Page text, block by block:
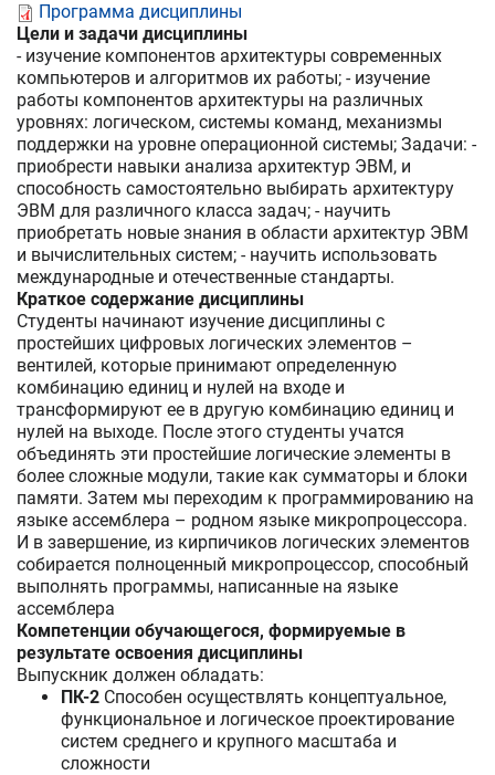
Программа дисциплины
Цели и задачи дисциплины
- изучение компонентов архитектуры современных
компьютеров и алгоритмов их работы; - изучение
работы компонентов архитектуры на различных
уровнях: логическом, системы команд, механизмы
поддержки на уровне операционной системы; Задачи: -
приобрести навыки анализа архитектур ЭВМ, и
способность самостоятельно выбирать архитектуру
ЭВМ для различного класса задач; - научить
приобретать новые знания в области архитектур ЭВМ
и вычислительных систем; - научить использовать
международные и отечественные стандарты.
Краткое содержание дисциплины
Студенты начинают изучение дисциплины с
простейших цифровых логических элементов –
вентилей, которые принимают определенную
комбинацию единиц и нулей на входе и
трансформируют ее в другую комбинацию единиц и
нулей на выходе. После этого студенты учатся
объединять эти простейшие логические элементы в
более сложныe модули, такие как сумматоры и блоки
памяти. Затем мы переходим к программированию на
языке ассемблера – родном языке микропроцессора.
И в завершение, из кирпичиков логических элементов
собирается полноценный микропроцессор, способный
выполнять программы, написанные на языке
ассемблера
Компетенции обучающегося, формируемые в
результате освоения дисциплины
Выпускник должен обладать:
ПК-2 Способен осуществлять концептуальное,
функциональное и логическое проектирование
систем среднего и крупного масштаба и
сложности